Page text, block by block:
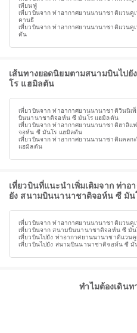
เทียนฟู่
เที่ยวบินจาก ท่าอากาศยานนานาชาติแวนคู
คานธี
เที่ยวบินจาก ท่าอากาศยานนานาชาติแวนคู
ตัน
เส้นทางยอดนิยมตามสนามบินไป
โร แฮมิลตัน
เที่ยวบินจาก ท่าอากาศยานนานาชาติวินนิเ
บินนานาชาติจอห์น ซี มันโร แฮมิลตัน
เที่ยวบินจาก ท่าอากาศยานนานาชาติฮาลิ
จอห์น ซี มันโร แฮมิลตัน
เที่ยวบินจาก ท่าอากาศยานนานาชาติแคล
แฮมิลตัน
เที่ยวบินที่แนะนำเพิ่มเติมจาก ท่า
ยัง สนามบินนานาชาติจอห์น ซี มั
เที่ยวบินจาก ท่าอากาศยานนานาชาติแวนคูเ
เที่ยวบินจาก สนามบินนานาชาติจอห์น ซี มั
เที่ยวบินไปยัง ท่าอากาศยานนานาชาติแวนคู
เที่ยวบินไปยัง สนามบินนานาชาติจอห์น ซี มั
ทำไมต้องเดินท